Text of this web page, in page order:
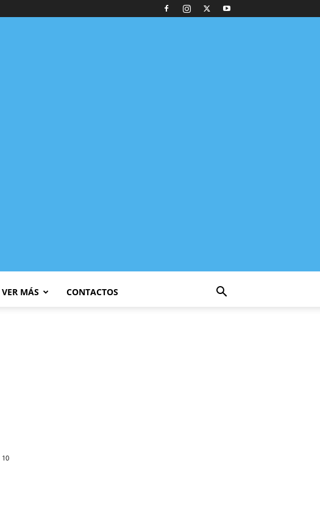
VER MÁS CONTACTOS
10